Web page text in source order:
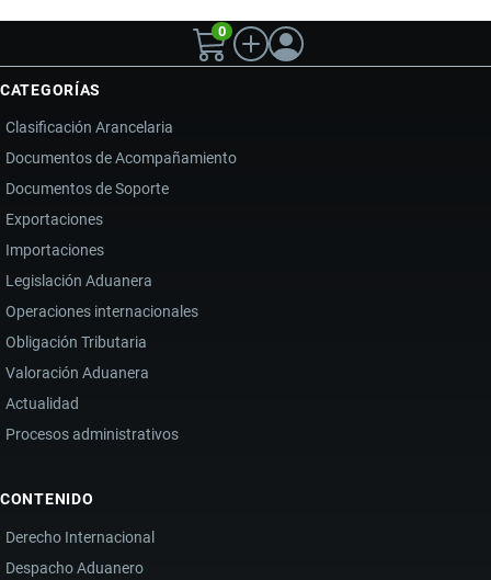
0
CATEGORÍAS
Clasificación Arancelaria
Documentos de Acompañamiento
Documentos de Soporte
Exportaciones
Importaciones
Legislación Aduanera
Operaciones internacionales
Obligación Tributaria
Valoración Aduanera
Actualidad
Procesos administrativos
CONTENIDO
Derecho Internacional
Despacho Aduanero